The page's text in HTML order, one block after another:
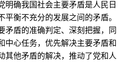
明确我国社会主要矛盾是人民日
平衡不充分的发展之间的矛盾。
矛盾的准确判定、深刻把握，同
中心任务，优先解决主要矛盾和
其他矛盾的解决，推动了党和人